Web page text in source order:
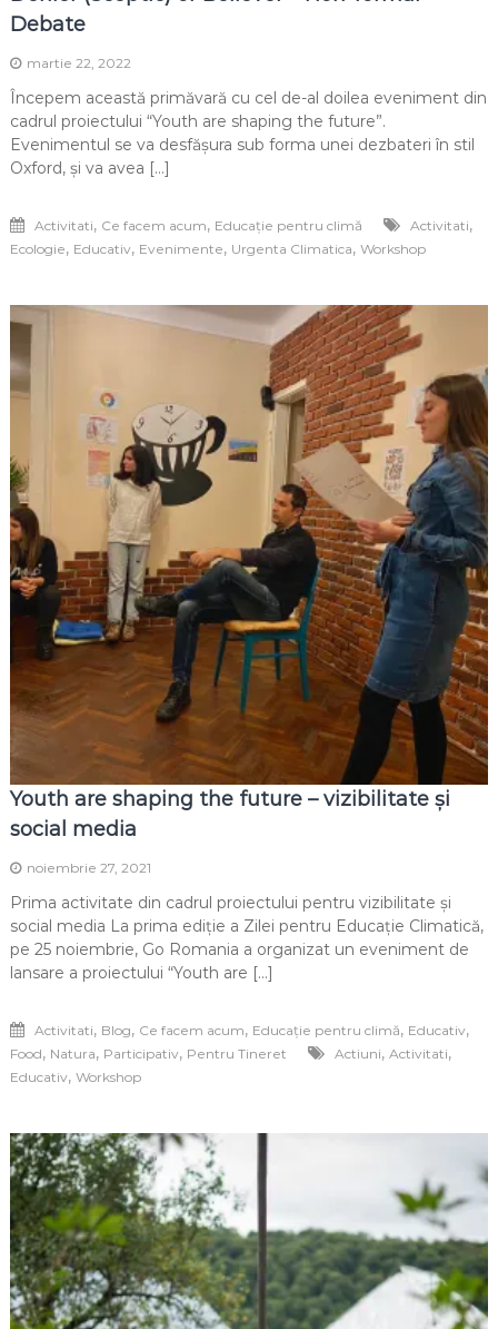
Debate
martie 22, 2022
Începem această primăvară cu cel de-al doilea eveniment din
cadrul proiectului “Youth are shaping the future”.
Evenimentul se va desfășura sub forma unei dezbateri în stil
Oxford, și va avea […]
Activitati, Ce facem acum, Educație pentru climă Activitati,
Ecologie, Educativ, Evenimente, Urgenta Climatica, Workshop
Youth are shaping the future – vizibilitate și
social media
noiembrie 27, 2021
Prima activitate din cadrul proiectului pentru vizibilitate și
social media La prima ediție a Zilei pentru Educație Climatică,
pe 25 noiembrie, Go Romania a organizat un eveniment de
lansare a proiectului “Youth are […]
Activitati, Blog, Ce facem acum, Educație pentru climă, Educativ,
Food, Natura, Participativ, Pentru Tineret Actiuni, Activitati,
Educativ, Workshop